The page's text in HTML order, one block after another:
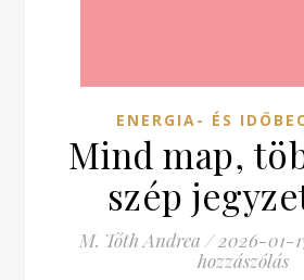
ENERGIA- ÉS
Mind map,
szép
M. Tóth Andrea / 2026-01-
hozzászólás